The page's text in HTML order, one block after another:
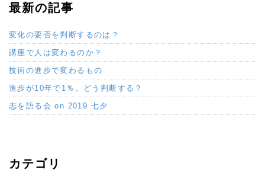
最新の記事
変化の要否を判断するのは？
講座で人は変わるのか？
技術の進歩で変わるもの
進歩が10年で1％。どう判断する？
志を語る会 on 2019 七夕
カテゴリ